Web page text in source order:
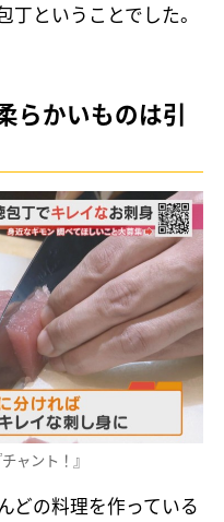
丁ということでした。
らかいものは引
ャント！』
どの料理を作っている